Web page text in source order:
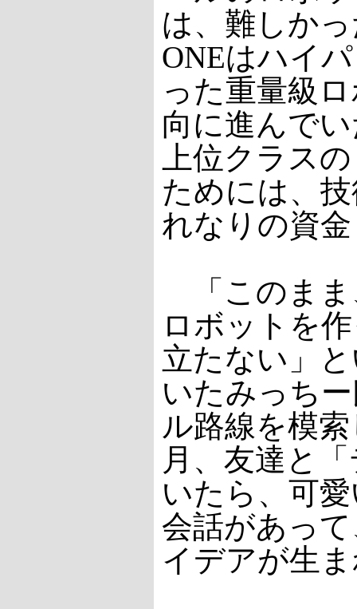
は、難しか
ONEはハイ
った重量級
向に進んで
上位クラス
ためには、
れなりの資
「このまま
ロボットを
立たない」
いたみっち
ル路線を模
月、友達と
いたら、可
会話があっ
イデアが生